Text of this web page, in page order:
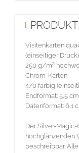
Visitenkarten
(einseitiger Druck)
250 g/m²
Chrom-Karton
4/0 farbig
Endformat: 5,5
Datenformat: 6,1
Der Silver-
hochglänzenden
beschreibbar.